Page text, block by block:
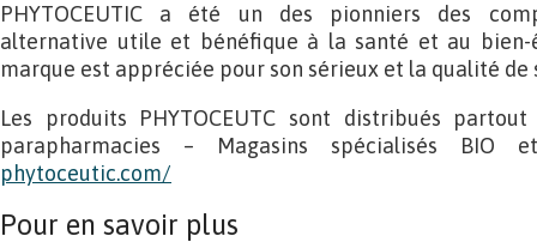
PHYTOCEUTIC a été un des pionniers des
alternative utile et bénéfique à la santé et au bien-
marque est appréciée pour son sérieux et la qualité de
Les produits PHYTOCEUTC sont distribués
parapharmacies – Magasins spécialisés
phytoceutic.com/
Pour en savoir plus